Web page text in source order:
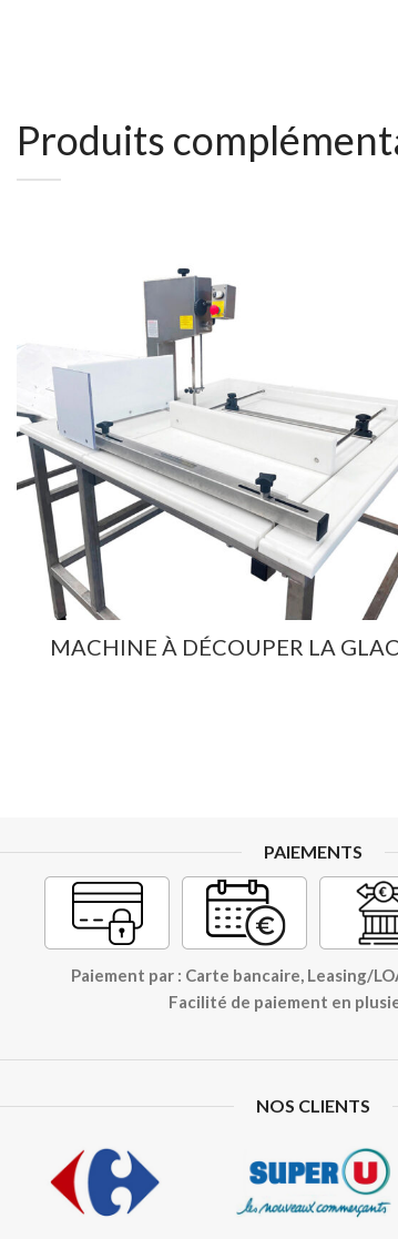
Produits
MACHINE À DÉCOUPER LA
PAIEMENTS
Paiement par : Carte bancaire, Leasing/
Facilité de paiement en
NOS CLIENTS